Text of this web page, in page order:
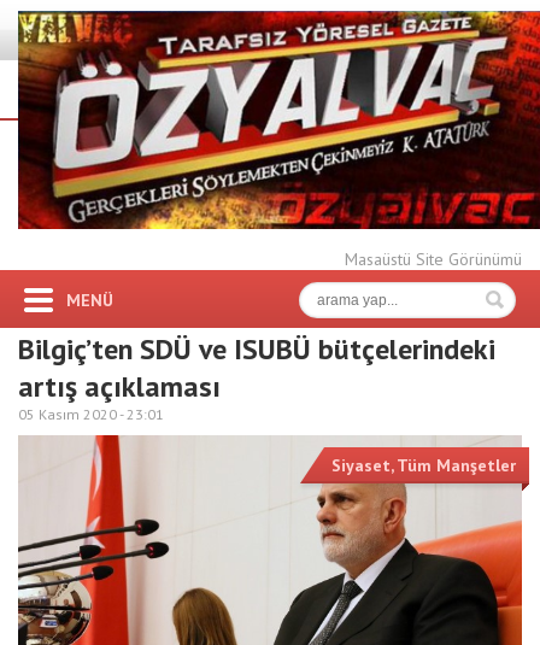
Masaüstü Site Görünümü
MENÜ
Bilgiç’ten SDÜ ve ISUBÜ bütçelerindeki
artış açıklaması
05 Kasım 2020 - 23:01
Siyaset,Tüm Manşetler